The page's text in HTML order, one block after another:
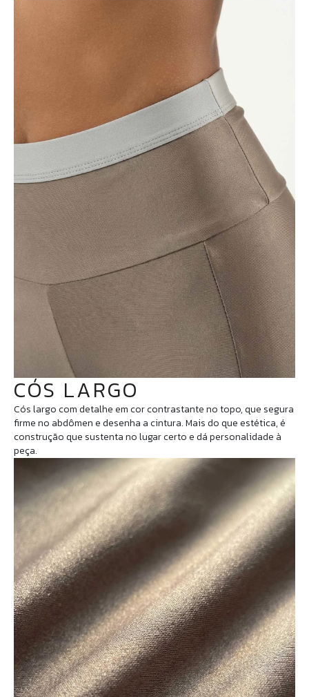
CÓS LARGO
Cós largo com detalhe em cor contrastante no topo, que segura
firme no abdômen e desenha a cintura. Mais do que estética, é
construção que sustenta no lugar certo e dá personalidade à
peça.